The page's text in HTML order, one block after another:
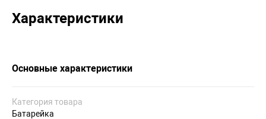
Характеристики
Основные характеристики
Категория товара
Батарейка